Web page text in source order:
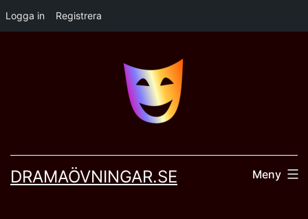
Logga in Registrera
DRAMAÖVNINGAR.SE Meny